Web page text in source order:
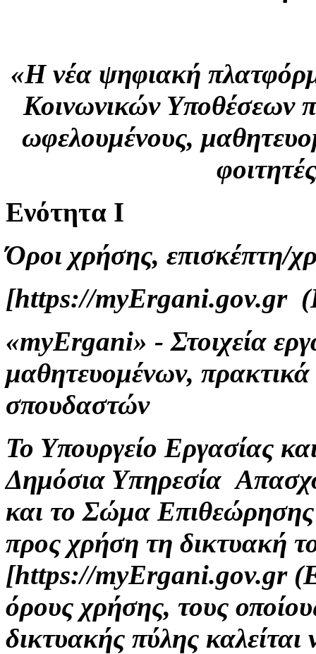
«H νέα ψηφιακή
Κοινωνικών Υποθέσεων
ωφελουμένους,
Ενότητα Ι
Όροι χρήσης, επισκέπτη/
[https://myErgani.gov.gr
«myErgani» - Στοιχεία
μαθητευομένων,
σπουδαστών
Το Υπουργείο Εργασίας
Δημόσια Υπηρεσία
και το Σώμα
προς χρήση τη δικτυακή
[https://myErgani.gov.gr
όρους χρήσης, τους
δικτυακής πύλης